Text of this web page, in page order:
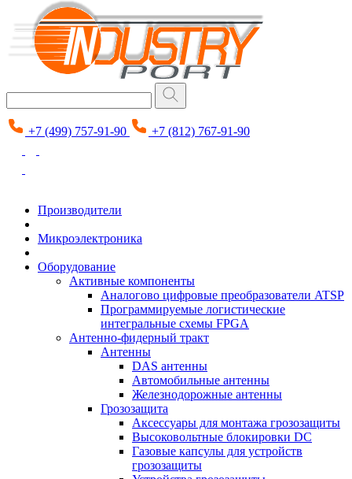
+7 (499) 757-91-90 +7 (812) 767-91-90
Производители
Микроэлектроника
Оборудование
Активные компоненты
Аналогово цифровые преобразователи ATSP
Программируемые логистические
интегральные схемы FPGA
Антенно-фидерный тракт
Антенны
DAS антенны
Автомобильные антенны
Железнодорожные антенны
Грозозащита
Аксессуары для монтажа грозозащиты
Высоковольтные блокировки DC
Газовые капсулы для устройств
грозозащиты